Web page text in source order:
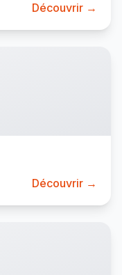
Découvrir →
Découvrir →